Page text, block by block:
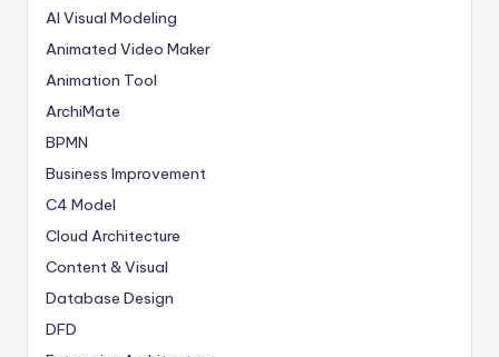
AI Visual Modeling
Animated Video Maker
Animation Tool
ArchiMate
BPMN
Business Improvement
C4 Model
Cloud Architecture
Content & Visual
Database Design
DFD